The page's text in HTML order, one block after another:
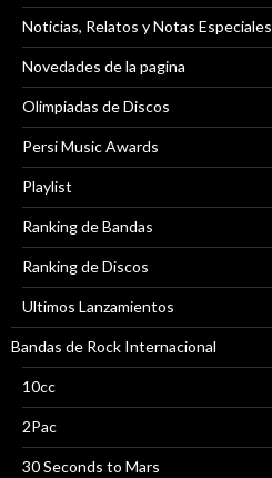
Noticias, Relatos y Notas Especiales
Novedades de la pagina
Olimpiadas de Discos
Persi Music Awards
Playlist
Ranking de Bandas
Ranking de Discos
Ultimos Lanzamientos
Bandas de Rock Internacional
10cc
2Pac
30 Seconds to Mars